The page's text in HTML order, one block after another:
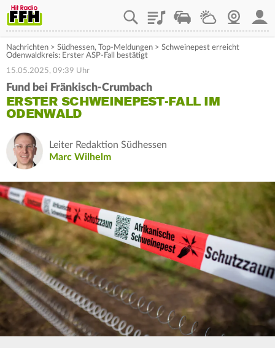
PlaylistStaupilotWetterWebcam
Nachrichten > Südhessen, Top-Meldungen > Schweinepest erreicht
Odenwaldkreis: Erster ASP-Fall bestätigt
15.05.2025, 09:39 Uhr
Fund bei Fränkisch-Crumbach
ERSTER SCHWEINEPEST-FALL IM
ODENWALD
Leiter Redaktion Südhessen
Marc Wilhelm